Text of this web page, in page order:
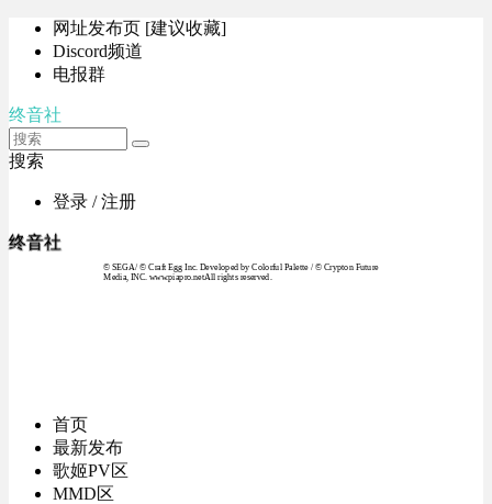
网址发布页 [建议收藏]
Discord频道
电报群
终音社
搜索
登录 / 注册
终音社
© SEGA / © Craft Egg Inc. Developed by Colorful Palette / © Crypton Future
Media, INC. www.piapro.netAll rights reserved.
首页
最新发布
歌姬PV区
MMD区